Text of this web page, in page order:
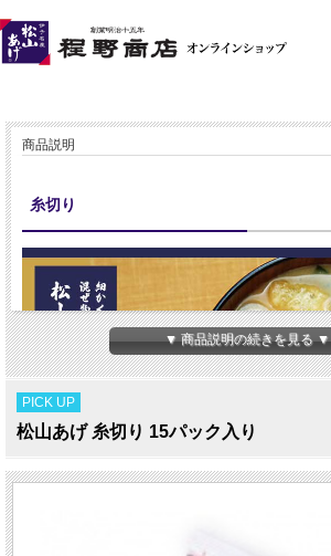
商品説明
糸切り
▼ 商品説明の続きを見る ▼
PICK UP
松山あげ 糸切り 15パック入り